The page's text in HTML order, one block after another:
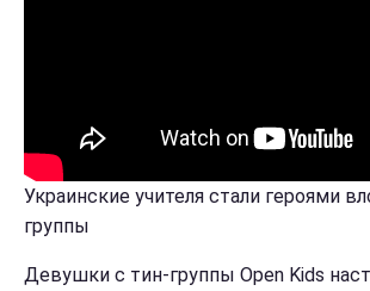
Украинские учителя стали героями
группы
Девушки с тин-группы Open Kids